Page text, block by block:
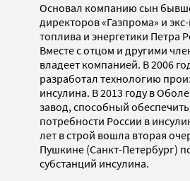
Основал компанию сын
директоров «Газпрома» и
топлива и энергетики Петра
Вместе с отцом и другими
владеет компанией. В 2006
разработал технологию
инсулина. В 2013 году в
завод, способный
потребности России в
лет в строй вошла вторая
Пушкине (Санкт-Петербург)
субстанций инсулина.